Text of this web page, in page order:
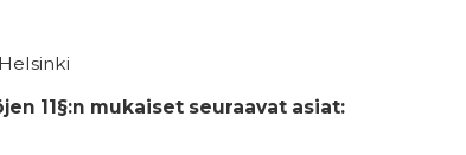
11§:n mukaiset seuraavat asiat: